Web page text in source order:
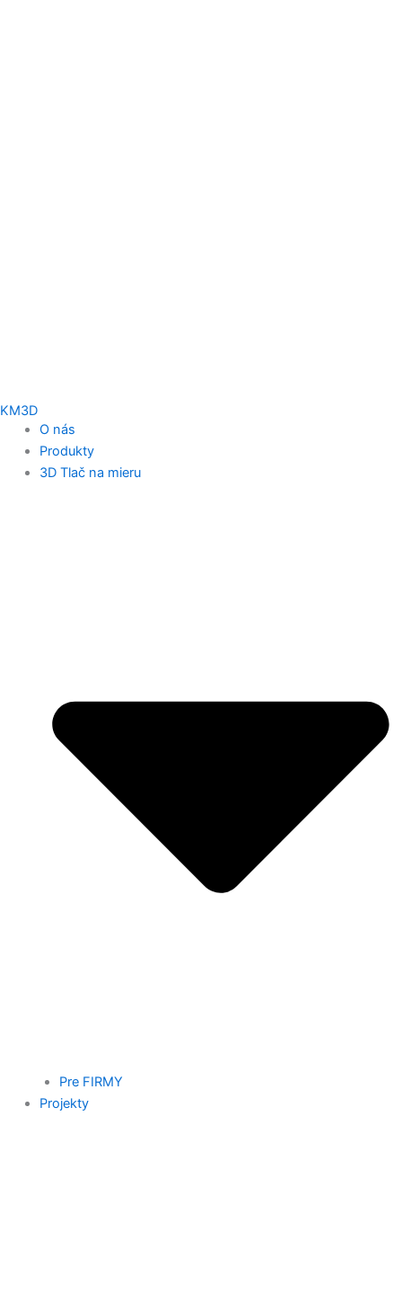
KM3D
O nás
Produkty
3D Tlač na mieru
Pre FIRMY
Projekty